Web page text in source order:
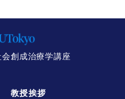
創成治療学講座
教授挨拶